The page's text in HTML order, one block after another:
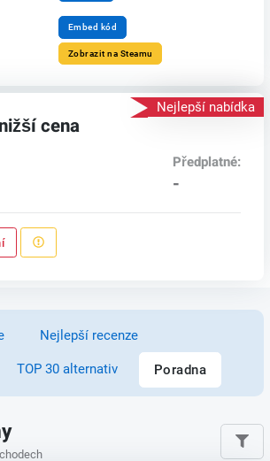
Embed kód
Zobrazit na Steamu
Nejlepší nabídka
cena
Předplatné:
-
Nejlepší recenze
TOP 30 alternativ Poradna